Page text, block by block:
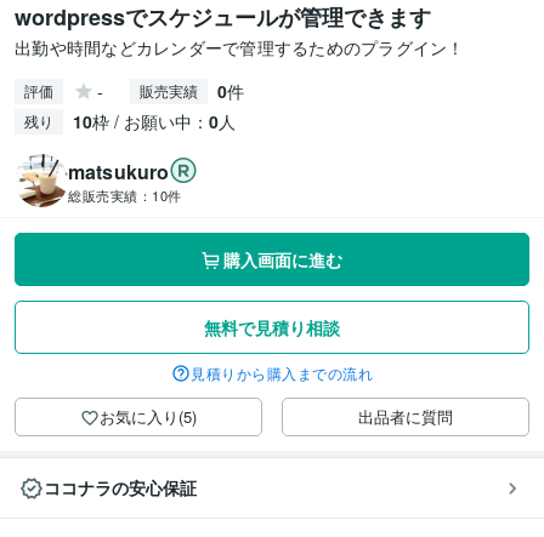
wordpressでスケジュールが管理できます
出勤や時間などカレンダーで管理するためのプラグイン！
評価 - 販売実績 0件
残り 10枠 / お願い中： 0人
matsukuro
総販売実績： 10件
購入画面に進む
無料で見積り相談
見積りから購入までの流れ
お気に入り(5) 出品者に質問
ココナラの安心保証